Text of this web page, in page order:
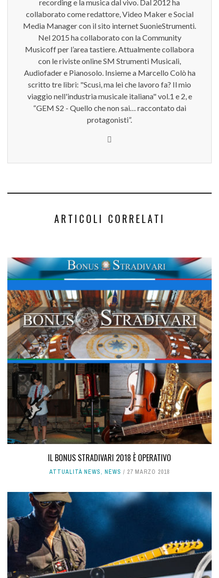
recording e la musica dal vivo. Dal 2012 ha
collaborato come redattore, Video Maker e Social
Media Manager con il sito internet SuonieStrumenti.
Nel 2015 ha collaborato con la Community
Musicoff per l’area tastiere. Attualmente collabora
con le riviste online SM Strumenti Musicali,
Audiofader e Pianosolo. Insieme a Marcello Colò ha
scritto tre libri: "Scusi, ma lei che lavoro fa? Il mio
viaggio nell'industria musicale italiana" vol.1 e 2, e
“GEM S2 - Quello che non sai… raccontato dai
protagonisti”.
ARTICOLI CORRELATI
IL BONUS STRADIVARI 2018 È OPERATIVO
ATTUALITÀ NEWS, NEWS 27 MARZO 2018